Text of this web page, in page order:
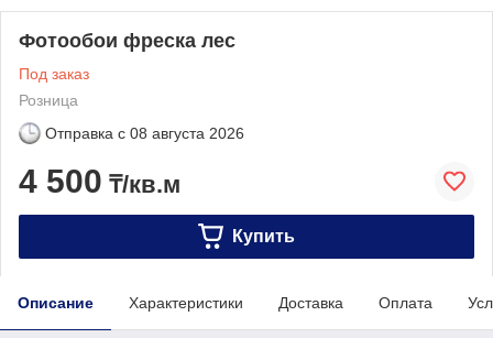
Фотообои фреска лес
Под заказ
Розница
Отправка с 08 августа 2026
4 500 ₸/кв.м
Купить
Описание Характеристики Доставка Оплата